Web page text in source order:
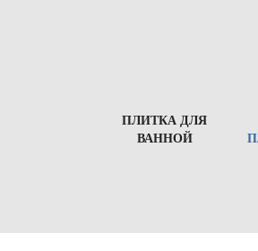
ПЛИТКА ДЛЯ
ВАННОЙ